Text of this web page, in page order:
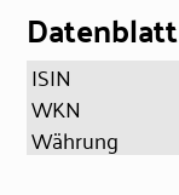
Datenblatt
ISIN
WKN
Währung